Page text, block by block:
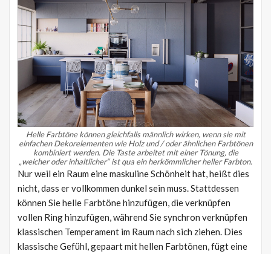
Helle Farbtöne können gleichfalls männlich wirken, wenn sie mit
einfachen Dekorelementen wie Holz und / oder ähnlichen Farbtönen
kombiniert werden. Die Taste arbeitet mit einer Tönung, die
„weicher oder inhaltlicher“ ist qua ein herkömmlicher heller Farbton.
Nur weil ein Raum eine maskuline Schönheit hat, heißt dies
nicht, dass er vollkommen dunkel sein muss. Stattdessen
können Sie helle Farbtöne hinzufügen, die verknüpfen
vollen Ring hinzufügen, während Sie synchron verknüpfen
klassischen Temperament im Raum nach sich ziehen. Dies
klassische Gefühl, gepaart mit hellen Farbtönen, fügt eine